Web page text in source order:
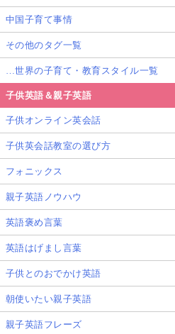
中国子育て事情
その他のタグ一覧
…世界の子育て・教育スタイル一覧
子供英語＆親子英語
子供オンライン英会話
子供英会話教室の選び方
フォニックス
親子英語ノウハウ
英語褒め言葉
英語はげまし言葉
子供とのおでかけ英語
朝使いたい親子英語
親子英語フレーズ